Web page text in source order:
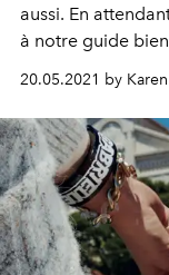
aussi. En
à notre guide
20.05.2021 by